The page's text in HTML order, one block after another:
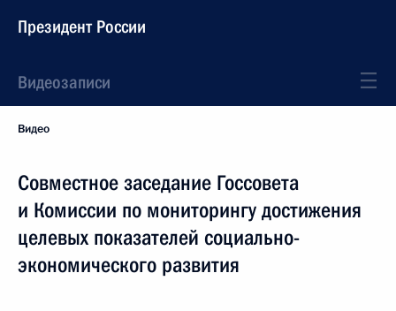
Президент России
Видеозаписи
Видео
Совместное заседание Госсовета
и Комиссии по мониторингу достижения
целевых показателей социально-
экономического развития